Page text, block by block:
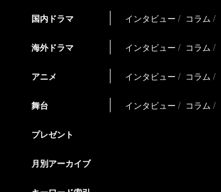
国内ドラマ インタビュー コラム
海外ドラマ インタビュー コラム
アニメ インタビュー コラム
舞台 インタビュー コラム
プレゼント
月別アーカイブ